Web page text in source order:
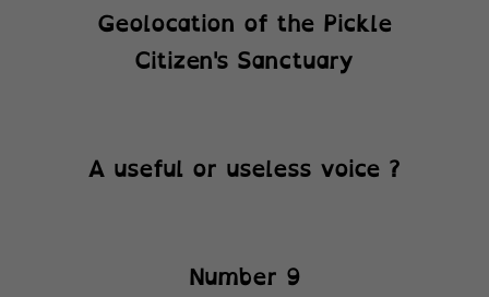
Geolocation of the Pickle
Citizen's Sanctuary
A useful or useless voice ?
Number 9